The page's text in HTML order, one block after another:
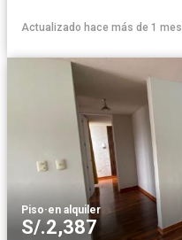
Actualizado hace más de 1 mes
Piso·en alquiler
S/.2,387